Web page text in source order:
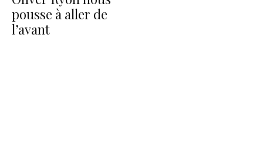
pousse à aller de
l’avant